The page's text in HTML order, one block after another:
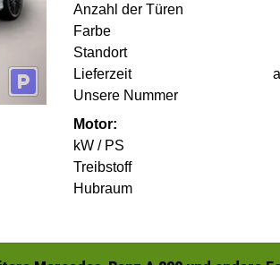
Anzahl der Türen
Farbe
Standort
Lieferzeit
Unsere Nummer
Motor:
kW / PS
Treibstoff
Hubraum